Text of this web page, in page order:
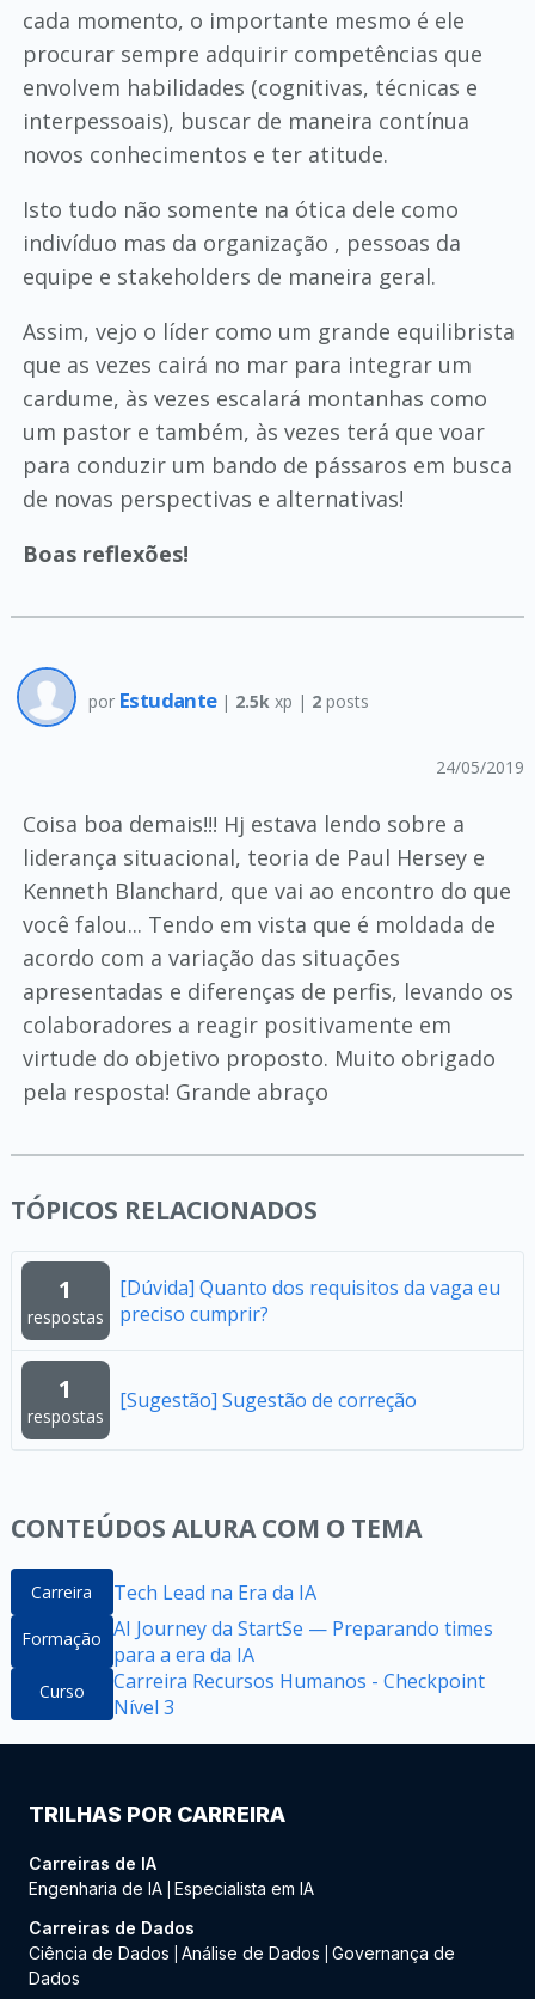
cada momento, o importante mesmo é ele
procurar sempre adquirir competências que
envolvem habilidades (cognitivas, técnicas e
interpessoais), buscar de maneira contínua
novos conhecimentos e ter atitude.
Isto tudo não somente na ótica dele como
indivíduo mas da organização , pessoas da
equipe e stakeholders de maneira geral.
Assim, vejo o líder como um grande equilibrista
que as vezes cairá no mar para integrar um
cardume, às vezes escalará montanhas como
um pastor e também, às vezes terá que voar
para conduzir um bando de pássaros em busca
de novas perspectivas e alternativas!
Boas reflexões!
por Estudante | 2.5k xp | 2posts
24/05/2019
Coisa boa demais!!! Hj estava lendo sobre a
liderança situacional, teoria de Paul Hersey e
Kenneth Blanchard, que vai ao encontro do que
você falou... Tendo em vista que é moldada de
acordo com a variação das situações
apresentadas e diferenças de perfis, levando os
colaboradores a reagir positivamente em
virtude do objetivo proposto. Muito obrigado
pela resposta! Grande abraço
TÓPICOS RELACIONADOS
1
respostas
[Dúvida] Quanto dos requisitos da vaga eu
preciso cumprir?
1
respostas
[Sugestão] Sugestão de correção
CONTEÚDOS ALURA COM O TEMA
Carreira Tech Lead na Era da IA
Formação AI Journey da StartSe — Preparando times
para a era da IA
Curso
Carreira Recursos Humanos - Checkpoint
Nível 3
TRILHAS POR CARREIRA
Carreiras de IA
Engenharia de IA Especialista em IA
Carreiras de Dados
Ciência de Dados
Análise de Dados
Governança de
Dados